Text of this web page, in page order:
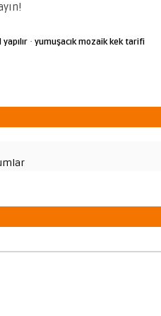
· yumuşacık mozaik kek tarifi